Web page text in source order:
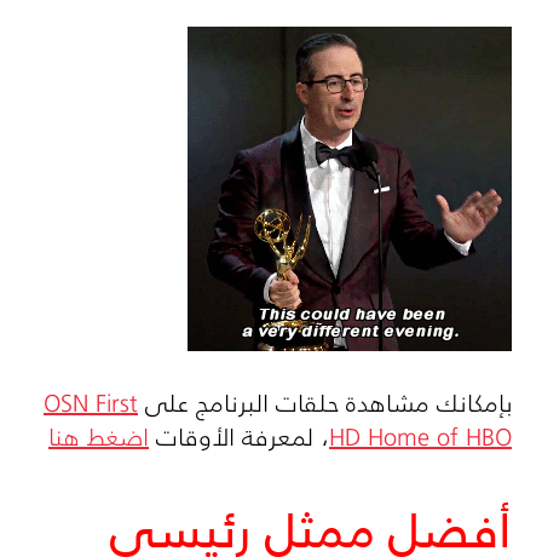
بإمكانك مشاهدة حلقات البرنامج علىOSN First
HD Home of HBO، لمعرفة الأوقاتاضغط هنا
أفضل ممثل رئيسي